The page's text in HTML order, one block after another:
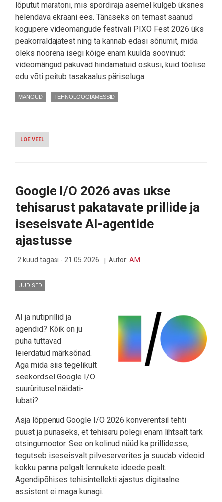
lõputut maratoni, mis spordiraja asemel kulgeb üksnes
helendava ekraani ees. Tänaseks on temast saanud
kogupere videomängude festivali PIXO Fest 2026 üks
peakorraldajatest ning ta kannab edasi sõnumit, mida
oleks noorena isegi kõige enam kuulda soovinud:
videomängud pakuvad hindamatuid oskusi, kuid tõelise
edu võti peitub tasakaalus päriseluga.
MÄNGUD TEHNOLOOGIAMESSID
LOE VEEL
ENDINE
MITTE
VASTUPIDI!
Google I/O 2026 avas ukse
tehisarust pakatavate prillide ja
iseseisvate AI-agentide
ajastusse
2 kuud tagasi - 21.05.2026 Autor: AM
UUDISED
AI ja nutiprillid ja
agendid? Kõik on ju
puha tuttavad
leierdatud märksõnad.
Aga mida siis tegelikult
seekordsel Google I/O
suurüritusel näidati-
lubati?
Äsja lõppenud Google I/O 2026 konverentsil tehti
puust ja punaseks, et tehisaru polegi enam lihtsalt tark
otsingumootor. See on kolinud nüüd ka prillidesse,
tegutseb iseseisvalt pilveserverites ja suudab videoid
kokku panna pelgalt lennukate ideede pealt.
Agendipõhises tehisintellekti ajastus digitaalne
assistent ei maga kunagi.